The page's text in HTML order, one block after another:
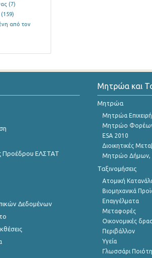
(7)
(159)
από τον
Προέδρου ΕΛΣΤΑΤ
Δεδομένων
Μητρώα και
Μητρώα
Μητρώα
Μητρώο Φορέων
ESA 2010
Διοικητικές
Μητρώο Δήμων,
Ταξινομήσεις
Ατομική
Βιομηχανικά
Επαγγέλματα
Μεταφορές
Οικονομικές
Περιβάλλον
Υγεία
Γλωσσάρι